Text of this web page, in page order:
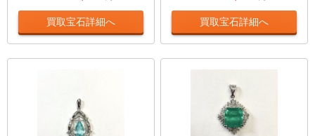
買取宝石詳細へ 買取宝石詳細へ